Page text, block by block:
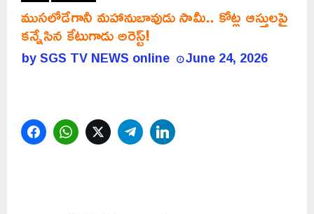
ముసలోడేగానీ మహానుబావుడు సామీ.. కోట్ల ఆస్తులపై
కన్నేసిన కేటుగాడు అరెస్ట్!
bySGS TV NEWS online June 24, 2026
FacebookWhatsAppTwitterTelegram